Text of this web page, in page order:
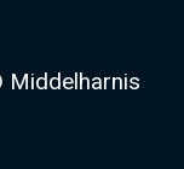
Middelharnis